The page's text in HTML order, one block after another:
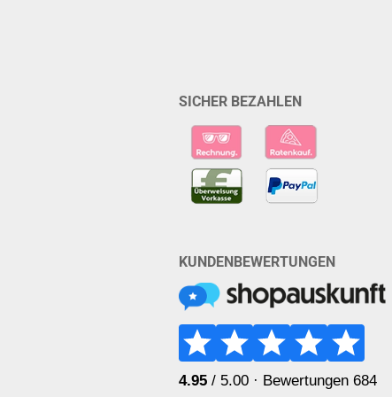
SICHER BEZAHLEN
KUNDENBEWERTUNGEN